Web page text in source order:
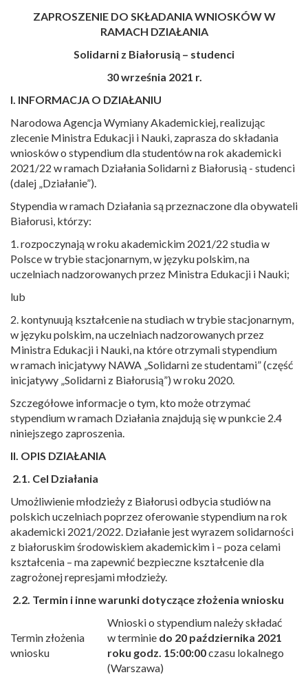
ZAPROSZENIE DO SKŁADANIA WNIOSKÓW W
RAMACH DZIAŁANIA
Solidarni z Białorusią – studenci
30 września 2021 r.
I. INFORMACJA O DZIAŁANIU
Narodowa Agencja Wymiany Akademickiej, realizując
zlecenie Ministra Edukacji i Nauki, zaprasza do składania
wniosków o stypendium dla studentów na rok akademicki
2021/22 w ramach Działania Solidarni z Białorusią - studenci
(dalej „Działanie”).
Stypendia w ramach Działania są przeznaczone dla obywateli
Białorusi, którzy:
1. rozpoczynają w roku akademickim 2021/22 studia w
Polsce w trybie stacjonarnym, w języku polskim, na
uczelniach nadzorowanych przez Ministra Edukacji i Nauki;
lub
2. kontynuują kształcenie na studiach w trybie stacjonarnym,
w języku polskim, na uczelniach nadzorowanych przez
Ministra Edukacji i Nauki, na które otrzymali stypendium
w ramach inicjatywy NAWA „Solidarni ze studentami” (część
inicjatywy „Solidarni z Białorusią”) w roku 2020.
Szczegółowe informacje o tym, kto może otrzymać
stypendium w ramach Działania znajdują się w punkcie 2.4
niniejszego zaproszenia.
II. OPIS DZIAŁANIA
2.1. Cel Działania
Umożliwienie młodzieży z Białorusi odbycia studiów na
polskich uczelniach poprzez oferowanie stypendium na rok
akademicki 2021/2022. Działanie jest wyrazem solidarności
z białoruskim środowiskiem akademickim i – poza celami
kształcenia – ma zapewnić bezpieczne kształcenie dla
zagrożonej represjami młodzieży.
2.2. Termin i inne warunki dotyczące złożenia wniosku
Termin złożenia
wniosku
Wnioski o stypendium należy składać
w terminie do 20 października 2021
roku godz. 15:00:00czasu lokalnego
(Warszawa)